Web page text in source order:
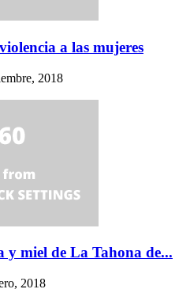
a las mujeres
2018
y miel de La Tahona de...
2018